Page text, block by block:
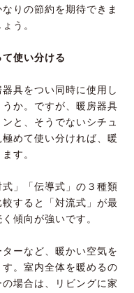
りの節約を期待できま
う。
使い分ける
具をつい同時に使用し
か。ですが、暖房器具
と、そうでないシチュ
めて使い分ければ、暖
す。
」「伝導式」の３種類
すると「対流式」が最
傾向が強いです。
ーなど、暖かい空気を
。室内全体を暖めるの
場合は、リビングに家